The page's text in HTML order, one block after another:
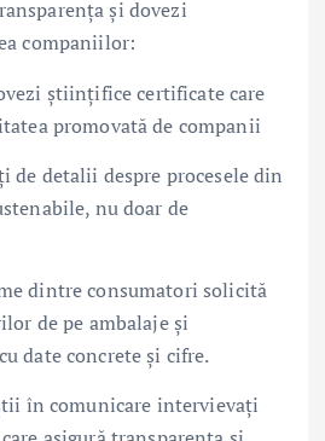
și dovezi
companiilor:
științifice certificate care
promovată de companii
de detalii despre procesele din
nu doar de
dintre consumatori solicită
de pe ambalaje și
date concrete și cifre.
în comunicare intervievați